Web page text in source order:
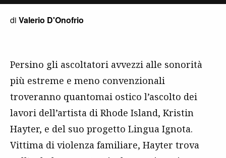
di Valerio D'Onofrio
Persino gli ascoltatori avvezzi alle sonorità
più estreme e meno convenzionali
troveranno quantomai ostico l’ascolto dei
lavori dell’artista di Rhode Island, Kristin
Hayter, e del suo progetto Lingua Ignota.
Vittima di violenza familiare, Hayter trova